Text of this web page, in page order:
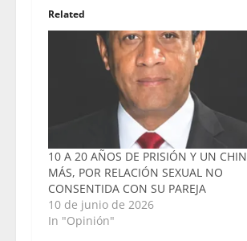
Related
10 A 20 AÑOS DE PRISIÓN Y UN CHIN
MÁS, POR RELACIÓN SEXUAL NO
CONSENTIDA CON SU PAREJA
10 de junio de 2026
In "Opinión"